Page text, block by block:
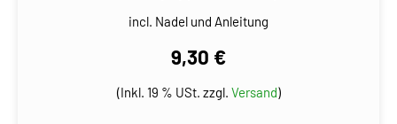
incl. Nadel und Anleitung
9,30 €
(Inkl. 19 % USt. zzgl. Versand)